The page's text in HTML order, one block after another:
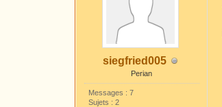
siegfried005
Perian
Messages : 7
Sujets : 2